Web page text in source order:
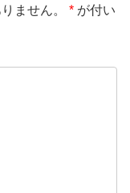
ません。 * が付い